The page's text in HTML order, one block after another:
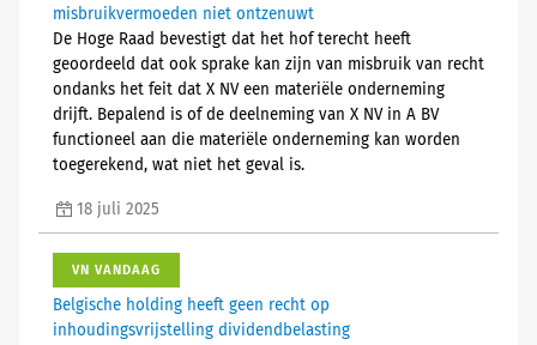
misbruikvermoeden niet ontzenuwt
De Hoge Raad bevestigt dat het hof terecht heeft
geoordeeld dat ook sprake kan zijn van misbruik van recht
ondanks het feit dat X NV een materiële onderneming
drijft. Bepalend is of de deelneming van X NV in A BV
functioneel aan die materiële onderneming kan worden
toegerekend, wat niet het geval is.
18 juli 2025
VN VANDAAG
Belgische holding heeft geen recht op
inhoudingsvrijstelling dividendbelasting